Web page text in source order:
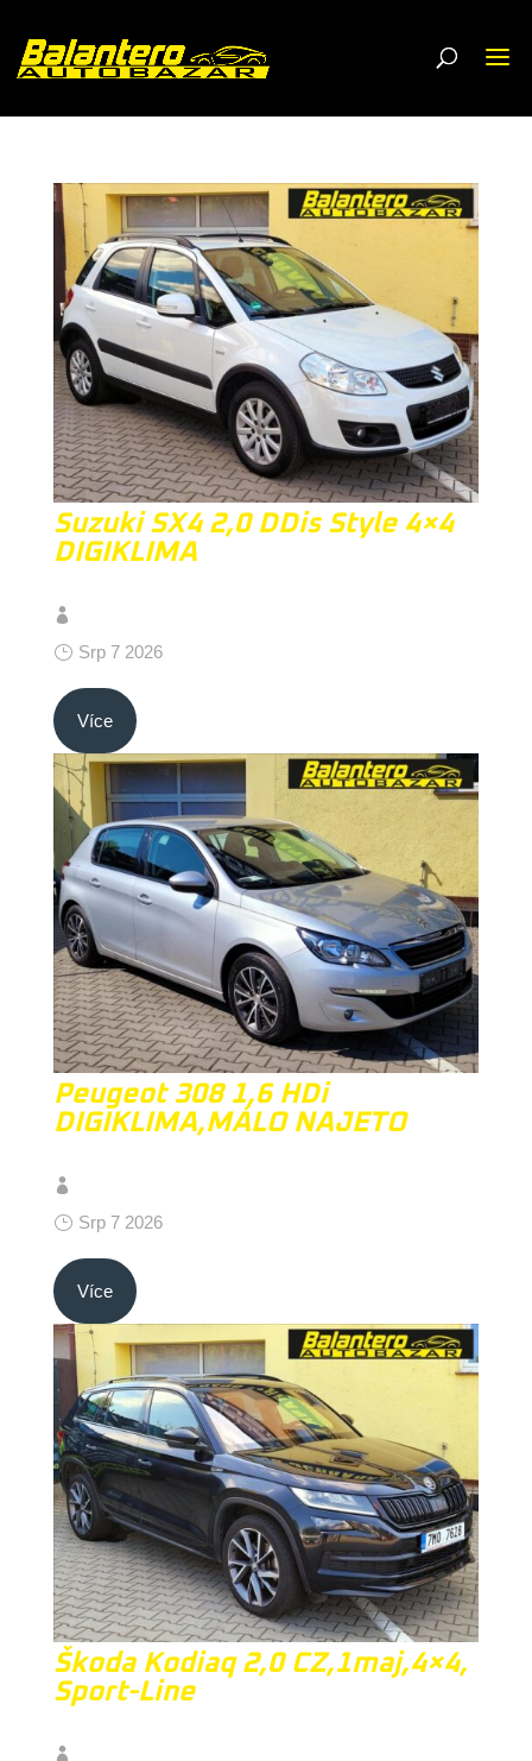
Suzuki SX4 2,0 DDis Style 4×4
DIGIKLIMA
Srp 7 2026
Více
Peugeot 308 1,6 HDi
DIGIKLIMA,MÁLO NAJETO
Srp 7 2026
Více
Škoda Kodiaq 2,0 CZ,1maj,4×4,
Sport-Line